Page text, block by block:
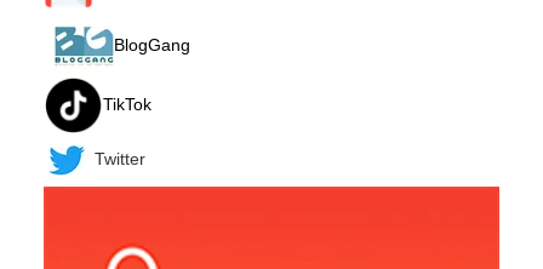
BlogGang
TikTok
Twitter